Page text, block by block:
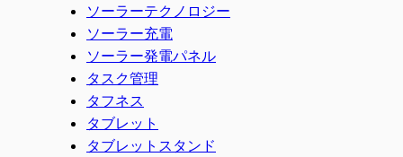
ソーラーテクノロジー
ソーラー充電
ソーラー発電パネル
タスク管理
タフネス
タブレット
タブレットスタンド